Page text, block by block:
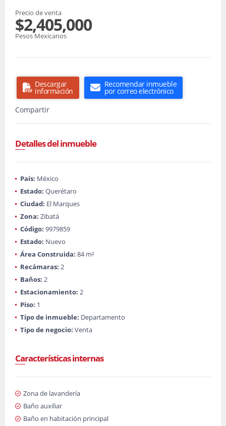
Precio de venta
$2,405,000
Pesos Mexicanos
Descargar
información
Recomendar inmueble
por correo electrónico
Compartir
Detalles del inmueble
País: México
Estado: Querétaro
Ciudad: El Marques
Zona: Zibatá
Código: 9979859
Estado: Nuevo
Área Construida: 84 m²
Recámaras: 2
Baños: 2
Estacionamiento: 2
Piso: 1
Tipo de inmueble: Departamento
Tipo de negocio: Venta
Características internas
Zona de lavandería
Baño auxiliar
Baño en habitación principal